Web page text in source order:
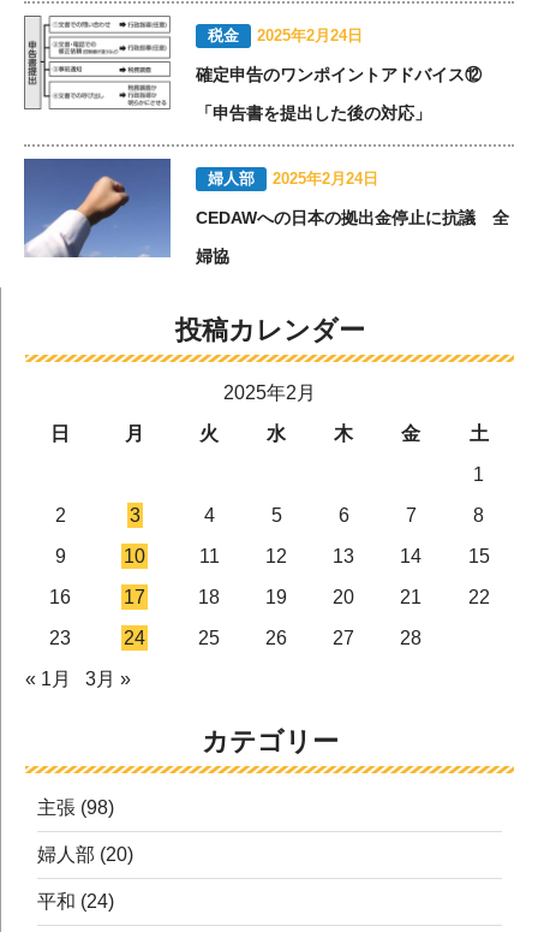
税金 2025年2月24日
確定申告のワンポイントアドバイス⑫
「申告書を提出した後の対応」
婦人部 2025年2月24日
CEDAWへの日本の拠出金停止に抗議 全
婦協
投稿カレンダー
2025年2月
日
月 火 水 木 金
土
1
2
3 4 5 6 7
8
9
10 11 12 13 14
15
16
17 18 19 20 21
22
23
24 25 26 27
28
« 1月
3月 »
カテゴリー
主張 (98)
婦人部 (20)
平和 (24)